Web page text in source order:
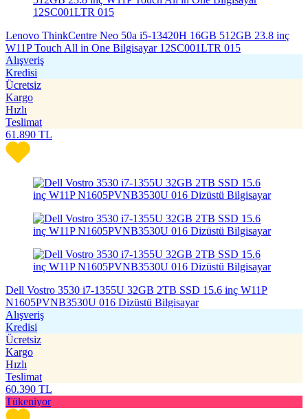
Lenovo ThinkCentre Neo 50a i5-13420H 16GB 512GB 23.8 inç
W11P Touch All in One Bilgisayar 12SC001LTR 015
Alışveriş
Kredisi
Ücretsiz
Kargo
Hızlı
Teslimat
61.890 TL
Dell Vostro 3530 i7-1355U 32GB 2TB SSD 15.6 inç W11P
N1605PVNB3530U 016 Dizüstü Bilgisayar
Alışveriş
Kredisi
Ücretsiz
Kargo
Hızlı
Teslimat
60.390 TL
Tükeniyor